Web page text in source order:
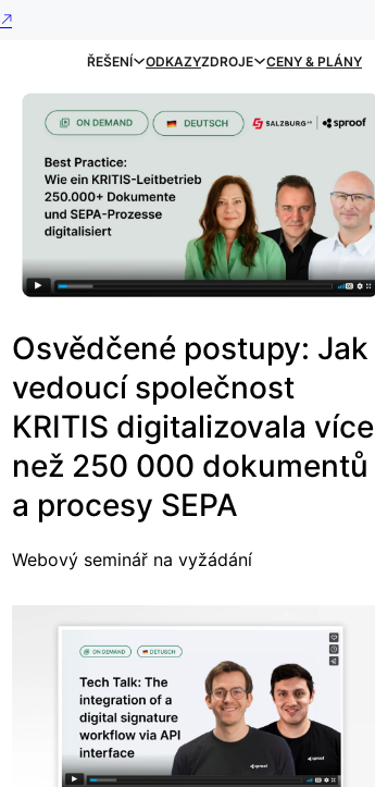
ŘEŠENÍ ODKAZYZDROJE CENY & PLÁNY
Osvědčené postupy: Jak
vedoucí společnost
KRITIS digitalizovala více
než 250 000 dokumentů
a procesy SEPA
Webový seminář na vyžádání